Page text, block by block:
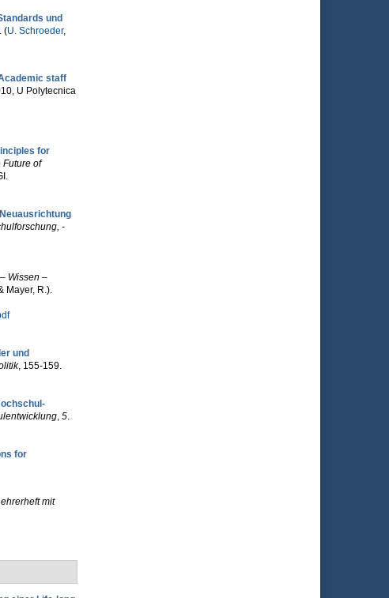
und
. (U. Schroeder,
staff
U Polytecnica
for
Future of
-
Wissen –
Mayer, R.).
und
, 155-159.
, 5.
for
mit